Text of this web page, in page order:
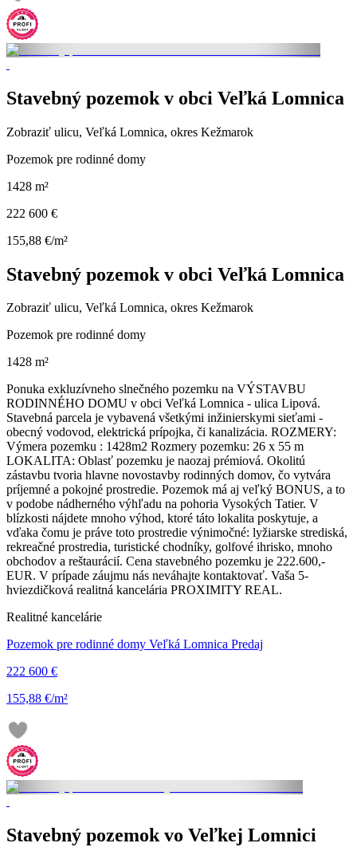
Stavebný pozemok v obci Veľká Lomnica
Zobraziť ulicu, Veľká Lomnica, okres Kežmarok
Pozemok pre rodinné domy
1428 m²
222 600 €
155,88 €/m²
Stavebný pozemok v obci Veľká Lomnica
Zobraziť ulicu, Veľká Lomnica, okres Kežmarok
Pozemok pre rodinné domy
1428 m²
Ponuka exkluzívneho slnečného pozemku na VÝSTAVBU
RODINNÉHO DOMU v obci Veľká Lomnica - ulica Lipová.
Stavebná parcela je vybavená všetkými inžinierskymi sieťami -
obecný vodovod, elektrická prípojka, či kanalizácia. ROZMERY:
Výmera pozemku : 1428m2 Rozmery pozemku: 26 x 55 m
LOKALITA: Oblasť pozemku je naozaj prémiová. Okolitú
zástavbu tvoria hlavne novostavby rodinných domov, čo vytvára
príjemné a pokojné prostredie. Pozemok má aj veľký BONUS, a to
v podobe nádherného výhľadu na pohoria Vysokých Tatier. V
blízkosti nájdete mnoho výhod, ktoré táto lokalita poskytuje, a
vďaka čomu je práve toto prostredie výnimočné: lyžiarske strediská,
rekreačné prostredia, turistické chodníky, golfové ihrisko, mnoho
obchodov a reštaurácií. Cena stavebného pozemku je 222.600,-
EUR. V prípade záujmu nás neváhajte kontaktovať. Vaša 5-
hviezdičková realitná kancelária PROXIMITY REAL.
Realitné kancelárie
Pozemok pre rodinné domy Veľká Lomnica Predaj
222 600 €
155,88 €/m²
Stavebný pozemok vo Veľkej Lomnici